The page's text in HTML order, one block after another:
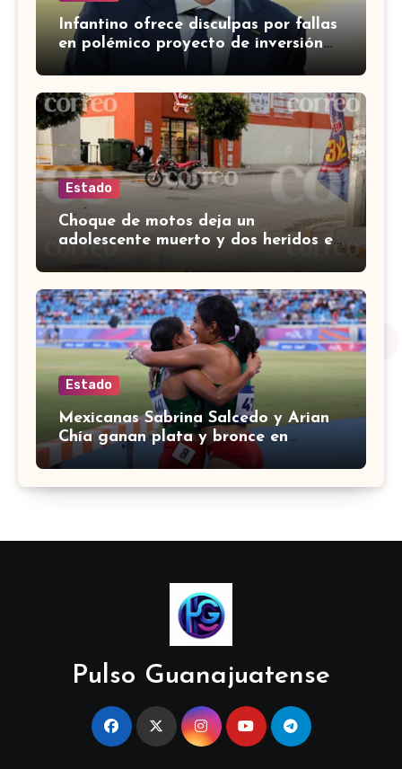
Infantino ofrece disculpas por fallas
en polémico proyecto de inversión
privada de la FIFA
Estado
Choque de motos deja un
adolescente muerto y dos heridos en
colina Los Presidentes, en León
Estado
Mexicanas Sabrina Salcedo y Arian
Chía ganan plata y bronce en
3000m con obstáculos en
Centroamericanos 2026
Pulso Guanajuatense